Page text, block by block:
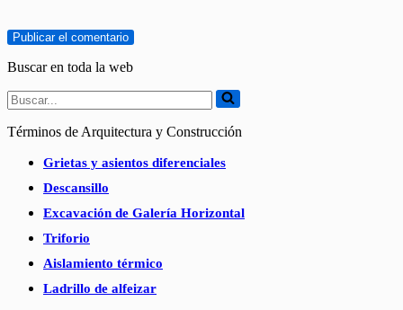
Buscar en toda la web
Buscar...
Términos de Arquitectura y Construcción
Grietas y asientos diferenciales
Descansillo
Excavación de Galería Horizontal
Triforio
Aislamiento térmico
Ladrillo de alfeizar